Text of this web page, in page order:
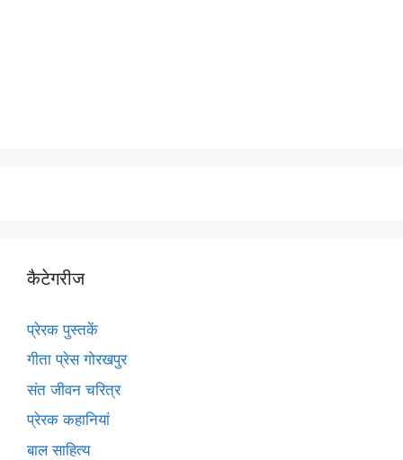
कैटेगरीज
प्रेरक पुस्तकें
गीता प्रेस गोरखपुर
संत जीवन चरित्र
प्रेरक कहानियां
बाल साहित्य